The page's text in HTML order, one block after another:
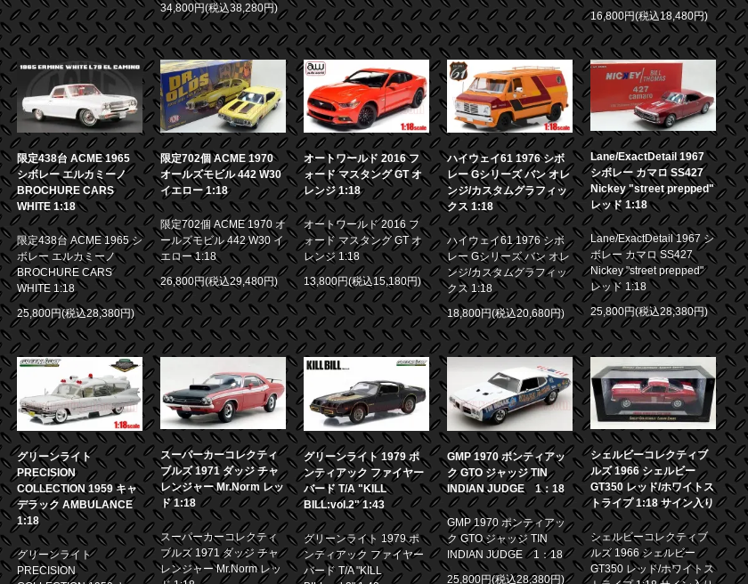
34,800円(税込38,280円)
16,800円(税込18,480円)
限定438台 ACME 1965
シボレー エルカミーノ
BROCHURE CARS
WHITE 1:18
限定438台 ACME 1965 シ
ボレー エルカミーノ
BROCHURE CARS
WHITE 1:18
25,800円(税込28,380円)
限定702個 ACME 1970
オールズモビル 442 W30
イエロー 1:18
限定702個 ACME 1970 オ
ールズモビル 442 W30 イ
エロー 1:18
26,800円(税込29,480円)
オートワールド 2016 フ
ォード マスタング GT オ
レンジ 1:18
オートワールド 2016 フ
ォード マスタング GT オ
レンジ 1:18
13,800円(税込15,180円)
ハイウェイ61 1976 シボ
レー Gシリーズ バン オレ
ンジ/カスタムグラフィッ
クス 1:18
ハイウェイ61 1976 シボ
レー Gシリーズ バン オレ
ンジ/カスタムグラフィッ
クス 1:18
18,800円(税込20,680円)
Lane/ExactDetail 1967
シボレー カマロ SS427
Nickey "street prepped"
レッド 1:18
Lane/ExactDetail 1967 シ
ボレー カマロ SS427
Nickey "street prepped"
レッド 1:18
25,800円(税込28,380円)
グリーンライト
PRECISION
COLLECTION 1959 キャ
デラック AMBULANCE
1:18
グリーンライト
PRECISION
スーパーカーコレクティ
ブルズ 1971 ダッジ チャ
レンジャー Mr.Norm レッ
ド 1:18
スーパーカーコレクティ
ブルズ 1971 ダッジ チャ
レンジャー Mr.Norm レッ
グリーンライト 1979 ポ
ンティアック ファイヤー
バード T/A "KILL
BILL:vol.2" 1:43
グリーンライト 1979 ポ
ンティアック ファイヤー
バード T/A "KILL
GMP 1970 ポンティアッ
ク GTO ジャッジ TIN
INDIAN JUDGE 1：18
GMP 1970 ポンティアッ
ク GTO ジャッジ TIN
INDIAN JUDGE 1：18
25,800円(税込28,380円)
シェルビーコレクティブ
ルズ 1966 シェルビー
GT350 レッド/ホワイトス
トライプ 1:18 サイン入り
シェルビーコレクティブ
ルズ 1966 シェルビー
GT350 レッド/ホワイトス